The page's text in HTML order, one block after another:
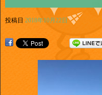
投稿日 2018年10月22日